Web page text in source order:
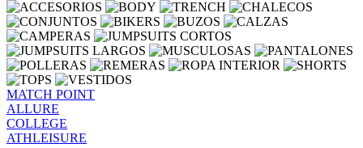
MATCH POINT
ALLURE
COLLEGE
ATHLEISURE